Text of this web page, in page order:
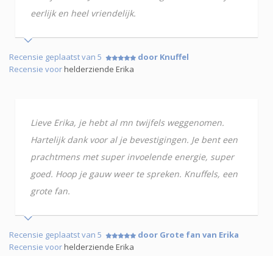
eerlijk en heel vriendelijk.
Recensie geplaatst van 5
door Knuffel
Recensie voorhelderziende Erika
Lieve Erika, je hebt al mn twijfels weggenomen.
Hartelijk dank voor al je bevestigingen. Je bent een
prachtmens met super invoelende energie, super
goed. Hoop je gauw weer te spreken. Knuffels, een
grote fan.
Recensie geplaatst van 5
door Grote fan van Erika
Recensie voorhelderziende Erika